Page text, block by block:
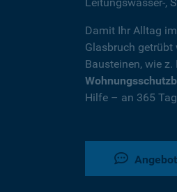
Damit Ihr Alltag
Glasbruch getrübt
Bausteinen, wie z.
Hilfe – an 365